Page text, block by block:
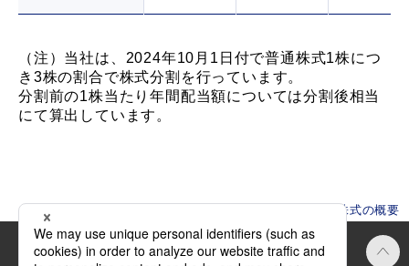
（注）当社は、2024年10月1日付で普通株式1株につ
き3株の割合で株式分割を行っています。
分割前の1株当たり年間配当額については分割後相当
にて算出しています。
株主・株式の概要